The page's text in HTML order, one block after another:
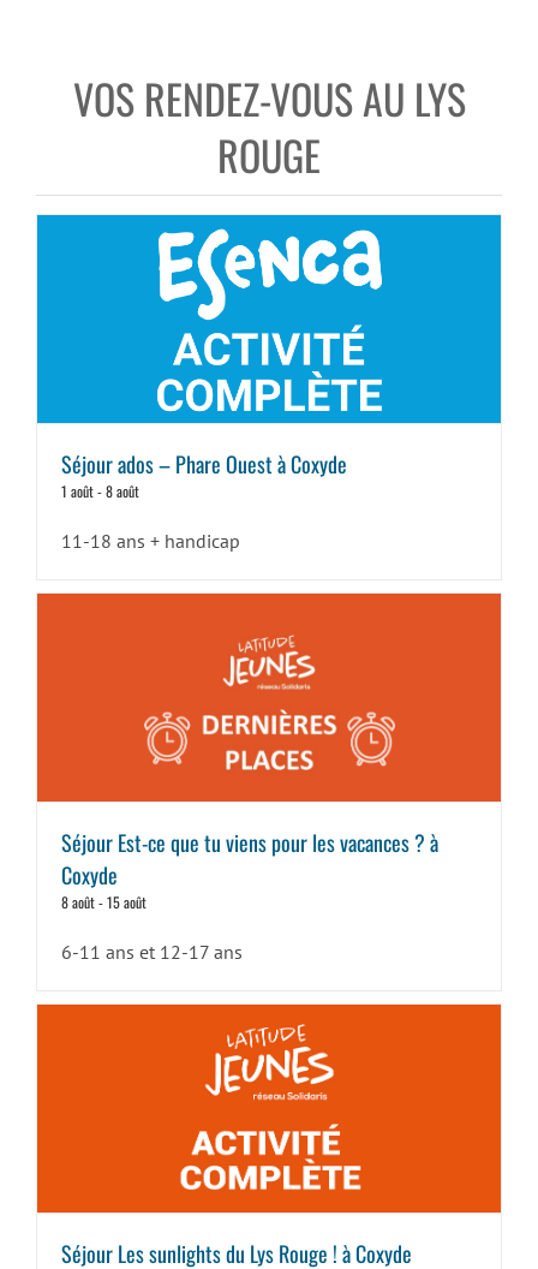
VOS RENDEZ-VOUS AU LYS
ROUGE
Séjour ados – Phare Ouest à Coxyde
1 août-8 août
11-18 ans + handicap
Séjour Est-ce que tu viens pour les vacances ? à
Coxyde
8 août-15 août
6-11 ans et 12-17 ans
Séjour Les sunlights du Lys Rouge ! à Coxyde